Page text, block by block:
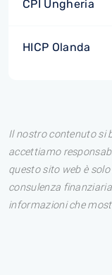
CPI Ungheria
HICP Olanda
Il nostro contenuto si
accettiamo
questo sito web è
consulenza
informazioni che